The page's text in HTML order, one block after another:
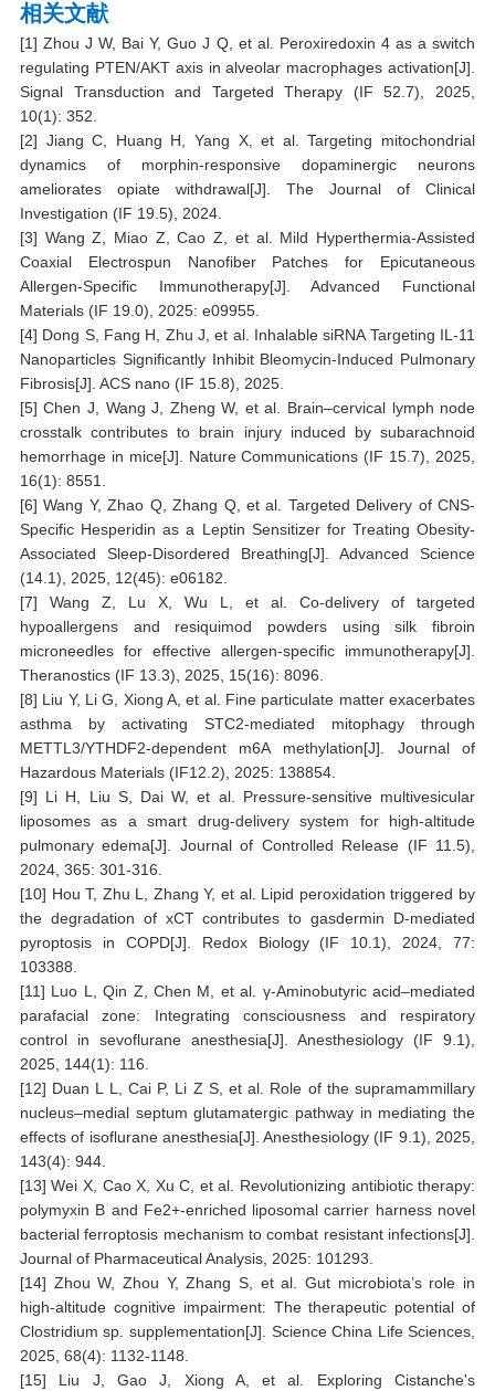
相关文献
[1] Zhou J W, Bai Y, Guo J Q, et al. Peroxiredoxin 4 as a switch
regulating PTEN/AKT axis in alveolar macrophages activation[J].
Signal Transduction and Targeted Therapy (IF 52.7), 2025,
10(1): 352.
[2] Jiang C, Huang H, Yang X, et al. Targeting mitochondrial
dynamics of morphin-responsive dopaminergic neurons
ameliorates opiate withdrawal[J]. The Journal of Clinical
Investigation (IF 19.5), 2024.
[3] Wang Z, Miao Z, Cao Z, et al. Mild Hyperthermia‐Assisted
Coaxial Electrospun Nanofiber Patches for Epicutaneous
Allergen‐Specific Immunotherapy[J]. Advanced Functional
Materials (IF 19.0), 2025: e09955.
[4] Dong S, Fang H, Zhu J, et al. Inhalable siRNA Targeting IL-11
Nanoparticles Significantly Inhibit Bleomycin-Induced Pulmonary
Fibrosis[J]. ACS nano (IF 15.8), 2025.
[5] Chen J, Wang J, Zheng W, et al. Brain–cervical lymph node
crosstalk contributes to brain injury induced by subarachnoid
hemorrhage in mice[J]. Nature Communications (IF 15.7), 2025,
16(1): 8551.
[6] Wang Y, Zhao Q, Zhang Q, et al. Targeted Delivery of CNS‐
Specific Hesperidin as a Leptin Sensitizer for Treating Obesity‐
Associated Sleep‐Disordered Breathing[J]. Advanced Science
(14.1), 2025, 12(45): e06182.
[7] Wang Z, Lu X, Wu L, et al. Co-delivery of targeted
hypoallergens and resiquimod powders using silk fibroin
microneedles for effective allergen-specific immunotherapy[J].
Theranostics (IF 13.3), 2025, 15(16): 8096.
[8] Liu Y, Li G, Xiong A, et al. Fine particulate matter exacerbates
asthma by activating STC2-mediated mitophagy through
METTL3/YTHDF2-dependent m6A methylation[J]. Journal of
Hazardous Materials (IF12.2), 2025: 138854.
[9] Li H, Liu S, Dai W, et al. Pressure-sensitive multivesicular
liposomes as a smart drug-delivery system for high-altitude
pulmonary edema[J]. Journal of Controlled Release (IF 11.5),
2024, 365: 301-316.
[10] Hou T, Zhu L, Zhang Y, et al. Lipid peroxidation triggered by
the degradation of xCT contributes to gasdermin D-mediated
pyroptosis in COPD[J]. Redox Biology (IF 10.1), 2024, 77:
103388.
[11] Luo L, Qin Z, Chen M, et al. γ-Aminobutyric acid–mediated
parafacial zone: Integrating consciousness and respiratory
control in sevoflurane anesthesia[J]. Anesthesiology (IF 9.1),
2025, 144(1): 116.
[12] Duan L L, Cai P, Li Z S, et al. Role of the supramammillary
nucleus–medial septum glutamatergic pathway in mediating the
effects of isoflurane anesthesia[J]. Anesthesiology (IF 9.1), 2025,
143(4): 944.
[13] Wei X, Cao X, Xu C, et al. Revolutionizing antibiotic therapy:
polymyxin B and Fe2+-enriched liposomal carrier harness novel
bacterial ferroptosis mechanism to combat resistant infections[J].
Journal of Pharmaceutical Analysis, 2025: 101293.
[14] Zhou W, Zhou Y, Zhang S, et al. Gut microbiota’s role in
high-altitude cognitive impairment: The therapeutic potential of
Clostridium sp. supplementation[J]. Science China Life Sciences,
2025, 68(4): 1132-1148.
[15] Liu J, Gao J, Xiong A, et al. Exploring Cistanche's